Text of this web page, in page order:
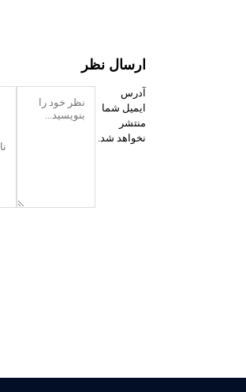
ارسال نظر
آدرس
ایمیل شما
منتشر
نخواهد شد.